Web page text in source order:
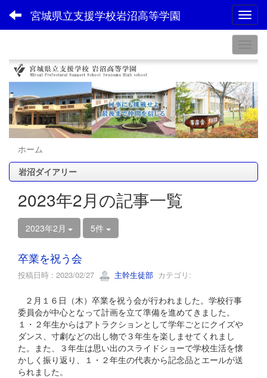
宮城県立支援学校岩沼高等学園
ホーム
岩沼ダイアリー
2023年2月の記事一覧
2023年2月 5件
卒業を祝う会
投稿日時 : 2023/02/27 主幹生徒部 カテゴリ:
２月１６日（木）卒業を祝う会が行われました。学校行事
委員会が中心となって計画を立て準備を進めてきました。
１・２年生からはアトラクションとして学年ごとにクイズや
ダンス、寸劇などの出し物で３年生を楽しませてくれまし
た。また、３年生は思い出のスライドショーで学校生活を懐
かしく振り返り、１・２年生の代表から記念品とエールが送
られました。